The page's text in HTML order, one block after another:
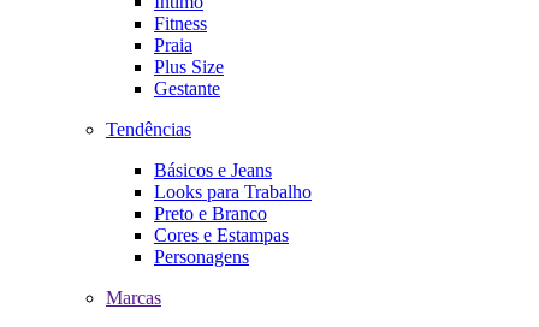
Fitness
Praia
Plus Size
Gestante
Tendências
Básicos e Jeans
Looks para Trabalho
Preto e Branco
Cores e Estampas
Personagens
Marcas